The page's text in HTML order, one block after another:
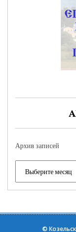
Архив записей
©